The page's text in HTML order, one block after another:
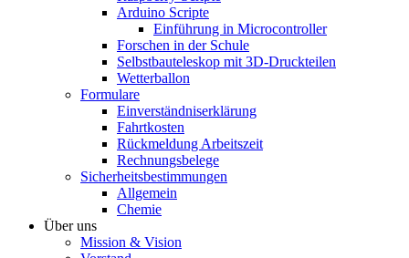
Arduino Scripte
Einführung in Microcontroller
Forschen in der Schule
Selbstbauteleskop mit 3D-Druckteilen
Wetterballon
Formulare
Einverständniserklärung
Fahrtkosten
Rückmeldung Arbeitszeit
Rechnungsbelege
Sicherheitsbestimmungen
Allgemein
Chemie
Über uns
Mission & Vision